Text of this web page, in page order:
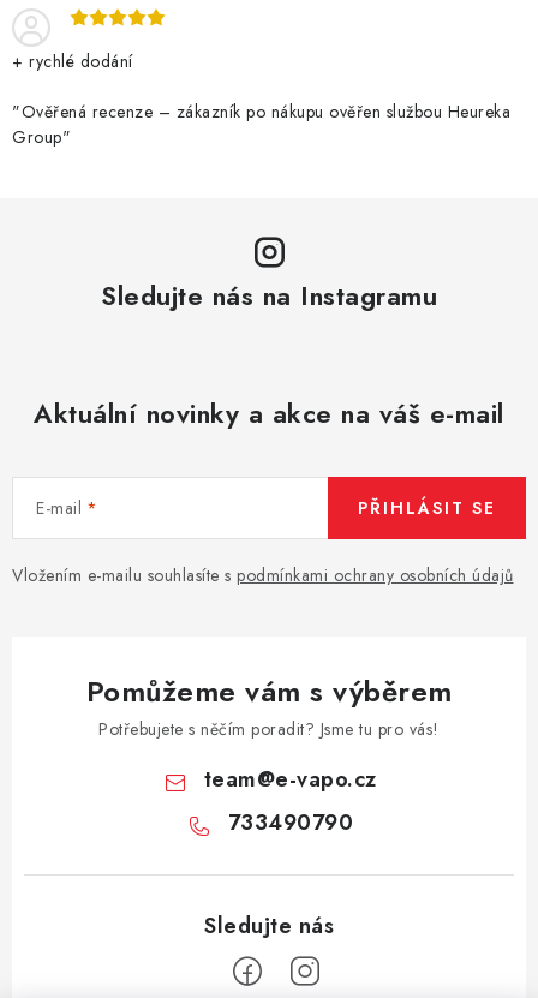
+ rychlé dodání
"Ověřená recenze – zákazník po nákupu ověřen službou Heureka
Group"
Sledujte nás na Instagramu
Aktuální novinky a akce na váš e-mail
E-mail
Vložením e-mailu souhlasíte s podmínkami ochrany osobních údajů
PŘIHLÁSIT SE
Pomůžeme vám s výběrem
Potřebujete s něčím poradit? Jsme tu pro vás!
team@e-vapo.cz
733490790